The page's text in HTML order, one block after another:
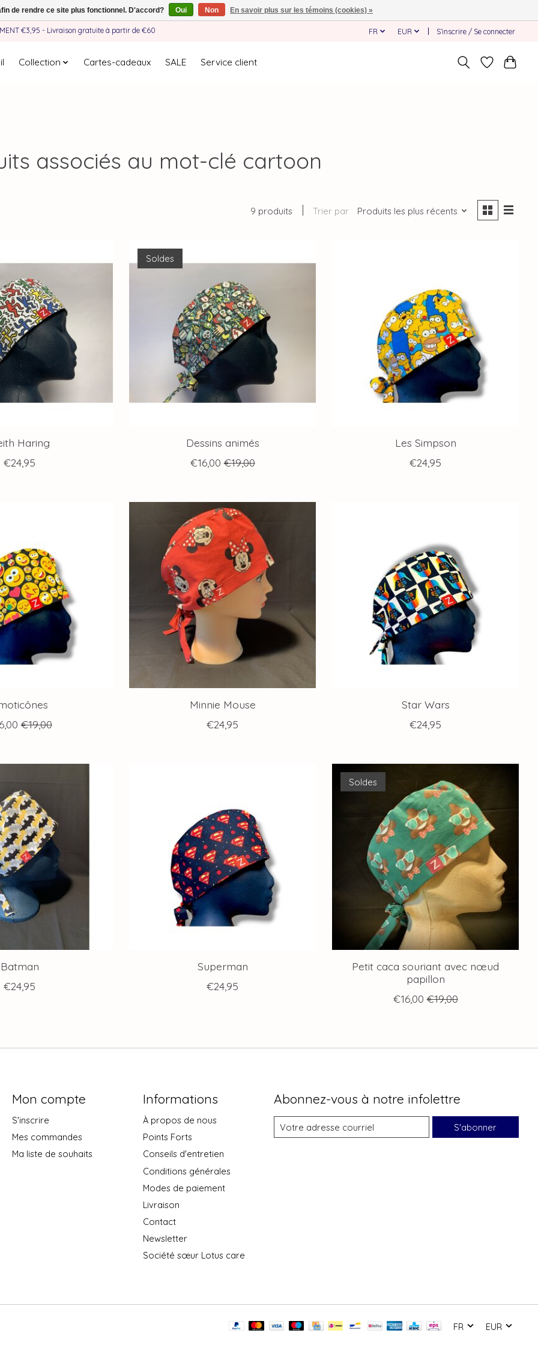
€3,95 - Livraison gratuite à partir de €60 FR EUR S’inscrire / Se connecter
Collection Cartes-cadeaux SALE Service client
associés au mot-clé cartoon
9 produits Trier par Produits les plus récents
Haring
€24,95
Soldes
Dessins animés
€16,00 €19,00
Les Simpson
€24,95
€19,00
Minnie Mouse
€24,95
Star Wars
€24,95
Batman
€24,95
Superman
€24,95
Soldes
Petit caca souriant avec nœud
papillon
€16,00 €19,00
Mon compte
S'inscrire
Mes commandes
Ma liste de souhaits
Informations
À propos de nous
Points Forts
Conseils d'entretien
Conditions générales
Modes de paiement
Livraison
Contact
Newsletter
Société sœur Lotus care
Abonnez-vous à notre infolettre
S'abonner
FR EUR
de rendre ce site plus fonctionnel. D'accord? Oui Non En savoir plus sur les témoins (cookies) »